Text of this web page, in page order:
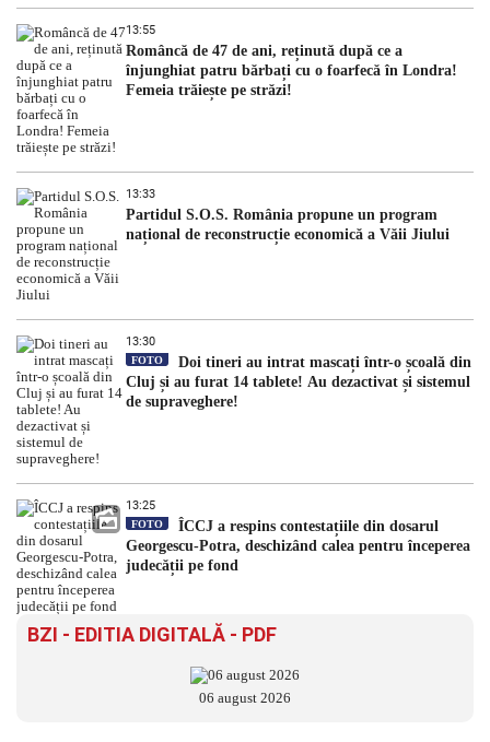
13:55
Româncă de 47 de ani, reținută după ce a
înjunghiat patru bărbați cu o foarfecă în Londra!
Femeia trăiește pe străzi!
13:33
Partidul S.O.S. România propune un program
național de reconstrucție economică a Văii Jiului
13:30
FOTO
Doi tineri au intrat mascați într-o școală din
Cluj și au furat 14 tablete! Au dezactivat și sistemul
de supraveghere!
13:25
FOTO
ÎCCJ a respins contestațiile din dosarul
Georgescu-Potra, deschizând calea pentru începerea
judecății pe fond
BZI - EDITIA DIGITALĂ - PDF
06 august 2026